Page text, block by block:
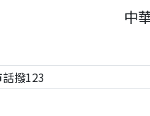
中
撥123